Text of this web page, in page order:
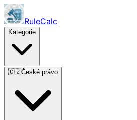
RuleCalc
Kategorie
🇨🇿České právo